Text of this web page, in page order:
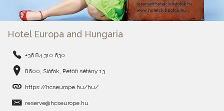
Hotel Europa and Hungaria
+36 84 310 630
8600, Siófok, Petőfi sétány 13.
https://hcseurope.hu/hu/
reserve@hcseurope.hu